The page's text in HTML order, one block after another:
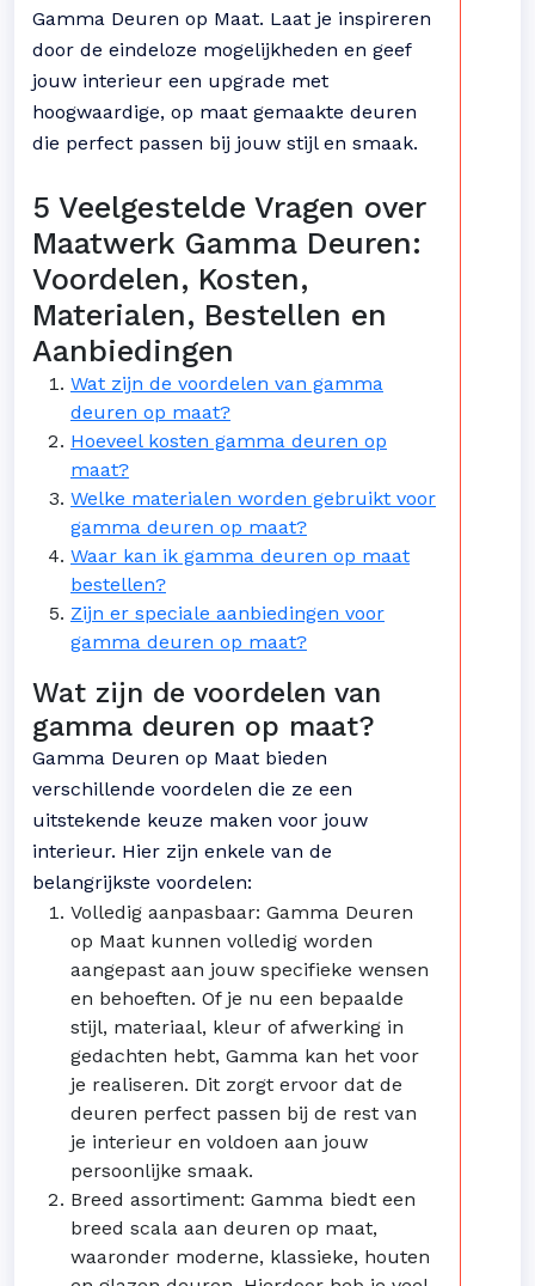
Gamma Deuren op Maat. Laat je inspireren
door de eindeloze mogelijkheden en geef
jouw interieur een upgrade met
hoogwaardige, op maat gemaakte deuren
die perfect passen bij jouw stijl en smaak.
5 Veelgestelde Vragen over
Maatwerk Gamma Deuren:
Voordelen, Kosten,
Materialen, Bestellen en
Aanbiedingen
Wat zijn de voordelen van gamma
deuren op maat?
Hoeveel kosten gamma deuren op
maat?
Welke materialen worden gebruikt voor
gamma deuren op maat?
Waar kan ik gamma deuren op maat
bestellen?
Zijn er speciale aanbiedingen voor
gamma deuren op maat?
Wat zijn de voordelen van
gamma deuren op maat?
Gamma Deuren op Maat bieden
verschillende voordelen die ze een
uitstekende keuze maken voor jouw
interieur. Hier zijn enkele van de
belangrijkste voordelen:
Volledig aanpasbaar: Gamma Deuren
op Maat kunnen volledig worden
aangepast aan jouw specifieke wensen
en behoeften. Of je nu een bepaalde
stijl, materiaal, kleur of afwerking in
gedachten hebt, Gamma kan het voor
je realiseren. Dit zorgt ervoor dat de
deuren perfect passen bij de rest van
je interieur en voldoen aan jouw
persoonlijke smaak.
Breed assortiment: Gamma biedt een
breed scala aan deuren op maat,
waaronder moderne, klassieke, houten